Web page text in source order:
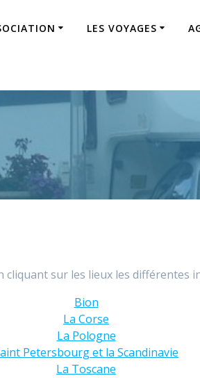
LES VOYAGES
cliquant sur les lieux les différentes
Bion
La Corse
La Pologne
Petersbourg et la Scandinavie
La Toscane